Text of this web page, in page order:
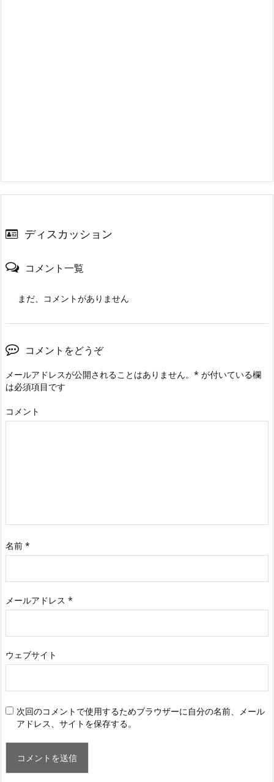
ディスカッション
コメント一覧
まだ、コメントがありません
コメントをどうぞ
メールアドレスが公開されることはありません。 * が付いている欄
は必須項目です
コメント
名前 *
メールアドレス *
ウェブサイト
次回のコメントで使用するためブラウザーに自分の名前、メール
アドレス、サイトを保存する。